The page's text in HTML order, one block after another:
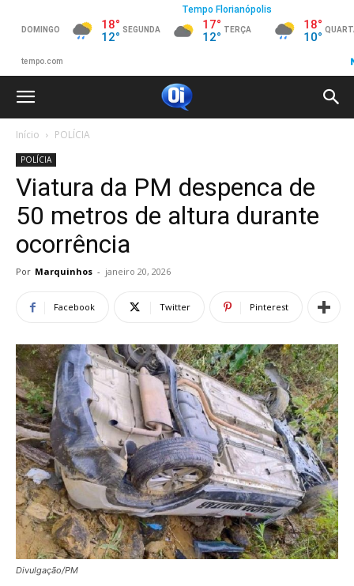
Início POLÍCIA
POLÍCIA
Viatura da PM despenca de
50 metros de altura durante
ocorrência
Por Marquinhos - janeiro 20, 2026
Facebook Twitter Pinterest
Divulgação/PM